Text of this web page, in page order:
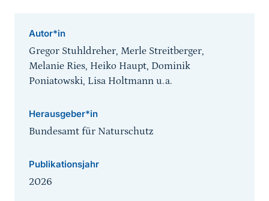
Autor*in
Gregor Stuhldreher, Merle Streitberger,
Melanie Ries, Heiko Haupt, Dominik
Poniatowski, Lisa Holtmann u.a.
Herausgeber*in
Bundesamt für Naturschutz
Publikationsjahr
2026